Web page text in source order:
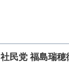
社民党 福島瑞穂